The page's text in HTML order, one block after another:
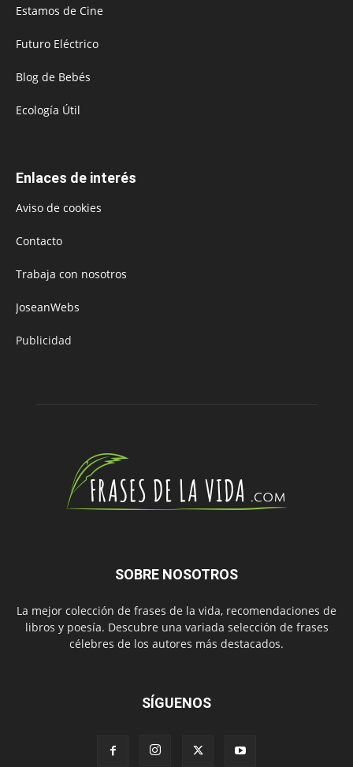
Estamos de Cine
Futuro Eléctrico
Blog de Bebés
Ecología Útil
Enlaces de interés
Aviso de cookies
Contacto
Trabaja con nosotros
JoseanWebs
Publicidad
SOBRE NOSOTROS
La mejor colección de frases de la vida, recomendaciones de
libros y poesía. Descubre una variada selección de frases
célebres de los autores más destacados.
SÍGUENOS